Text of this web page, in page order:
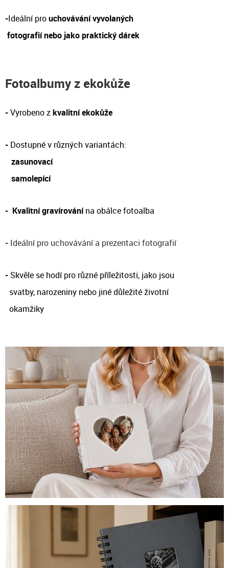
-Ideální prouchovávání vyvolaných
fotografií nebo jako praktický dárek
Fotoalbumy z ekokůže
-Vyrobeno zkvalitní ekokůže
- Dostupné v různých variantách:
zasunovací
samolepící
- Kvalitní gravírovánína obálce fotoalba
- Ideální pro uchovávání a prezentaci fotografií
- Skvěle se hodí pro různé příležitosti, jako jsou
svatby, narozeniny nebo jiné důležité životní
okamžiky